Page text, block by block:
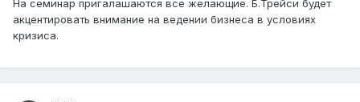
На семинар пригалашаются все желающие. Б.Трейси будет
акцентировать внимание на ведении бизнеса в условиях
кризиса.